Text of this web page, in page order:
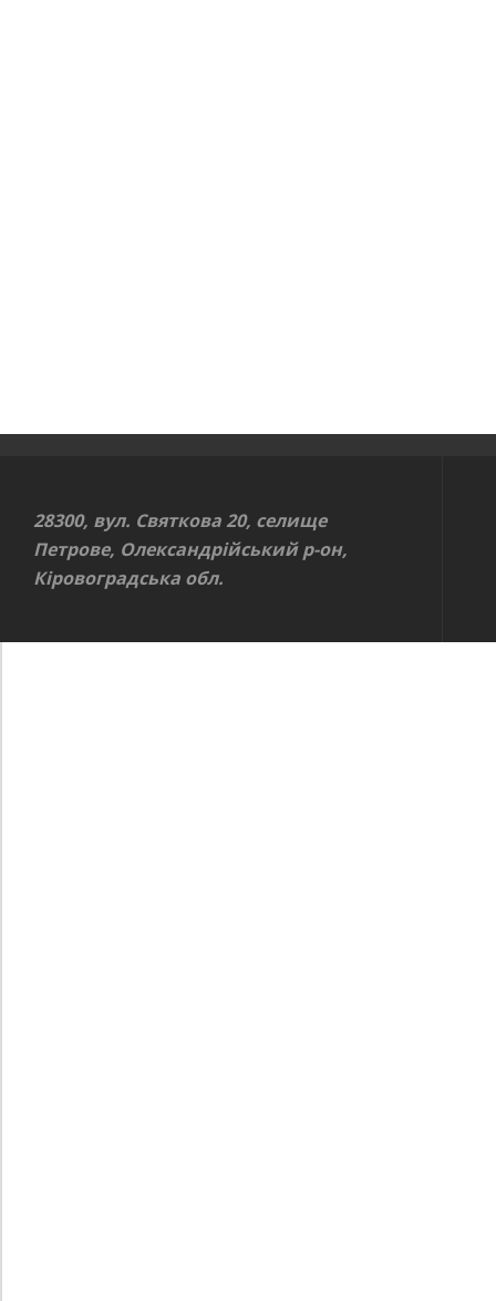
28300, вул. Святкова 20, селище
Петрове, Олександрійський р-он,
Кіровоградська обл.